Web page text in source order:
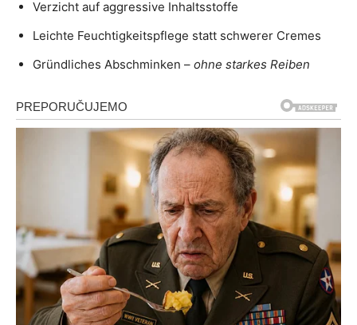
Verzicht auf aggressive Inhaltsstoffe
Leichte Feuchtigkeitspflege statt schwerer Cremes
Gründliches Abschminken – ohne starkes Reiben